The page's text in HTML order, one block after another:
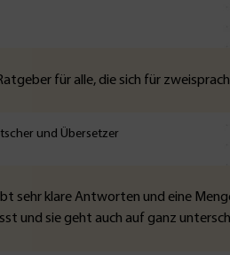
für alle, die sich für
und Übersetzer
sehr klare Antworten und eine
und sie geht auch auf ganz